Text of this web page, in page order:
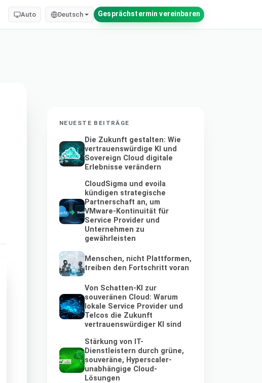
Auto Deutsch Gesprächstermin vereinbaren
NEUESTE BEITRÄGE
Die Zukunft gestalten: Wie
vertrauenswürdige KI und
Sovereign Cloud digitale
Erlebnisse verändern
CloudSigma und evoila
kündigen strategische
Partnerschaft an, um
VMware-Kontinuität für
Service Provider und
Unternehmen zu
gewährleisten
Menschen, nicht Plattformen,
treiben den Fortschritt voran
Von Schatten-KI zur
souveränen Cloud: Warum
lokale Service Provider und
Telcos die Zukunft
vertrauenswürdiger KI sind
Stärkung von IT-
Dienstleistern durch grüne,
souveräne, Hyperscaler-
unabhängige Cloud-
Lösungen